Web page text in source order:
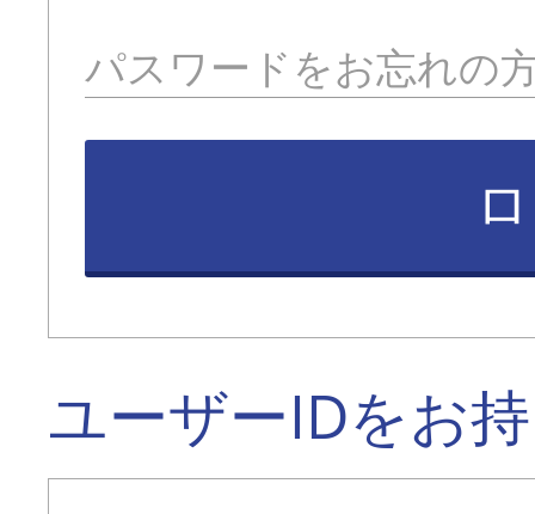
パスワードをお忘れの
ユーザーIDをお